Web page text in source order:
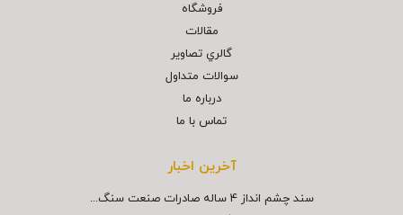
فروشگاه
مقالات
گالري تصاوير
سوالات متداول
درباره ما
تماس با ما
آخرین اخبار
سند چشم انداز ۴ ساله صادرات صنعت سنگ...